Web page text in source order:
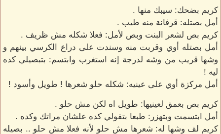
كريم بضحك: سيبك منها .
أمل بصتله: قرفانة منه طيب .
كريم بص لشعر البنت وبص لأمل: فعلا شكله مش ظريف .
أمل بصتله أوي وقربت منه وسندت على دراع الكرسي بينهم و
وشها قريب من وشه لدرجة إنه استغرب وابتسم: بتبصيلي كده
ليه !
أمل مركزة أوي على عينيه: شكله حلو شعرها ! طويل وأسود !
كريم بص بعمق لعينيها: طويل اه لكن مش حلو .
أمل ابتسمت وبتهزر: طبعا بتقولي كده علشان مراتك وكده .
كريم لف وشها له: شعرها مش حلو لأنه فعلا مش حلو .. بصيله